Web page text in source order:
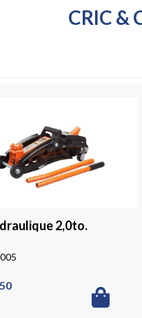
CRIC &
2,0to.